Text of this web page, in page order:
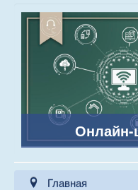
Онлайн-
Главная